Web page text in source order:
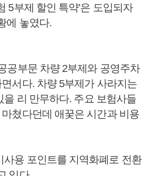
5부제 할인 특약’은 도입되자
에 놓였다.
공부문 차량 2부제와 공영주차
서다. 차량 5부제가 사라지는
을 리 만무하다. 주요 보험사들
쳤다던데 애꿎은 시간과 비용
사용 포인트를 지역화폐로 전환